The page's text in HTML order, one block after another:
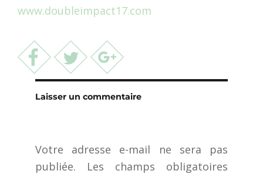
www.doubleimpact17.com
Laisser un commentaire
Votre adresse e-mail ne sera pas
publiée.
Les champs obligatoires